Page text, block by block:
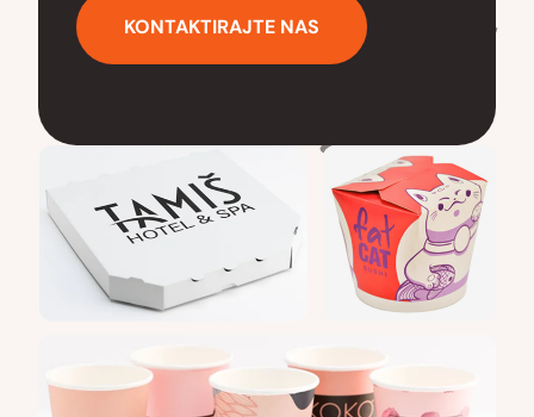
KONTAKTIRAJTE NAS